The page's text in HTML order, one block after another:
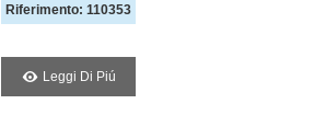
Riferimento: 110353
Leggi Di Piú